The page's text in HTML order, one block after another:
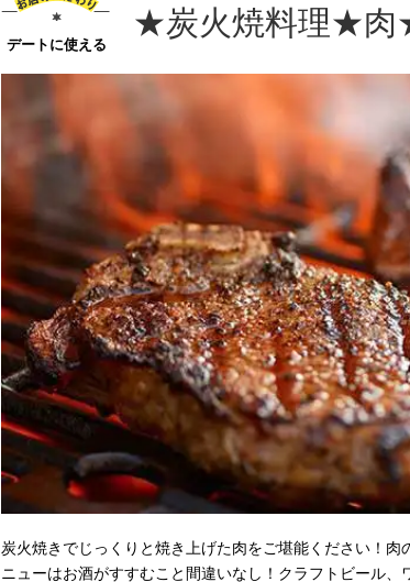
デートに使える
★炭火焼料理★
炭火焼きでじっくりと焼き上げた肉をご堪能ください！
ニューはお酒がすすむこと間違いなし！クラフトビール